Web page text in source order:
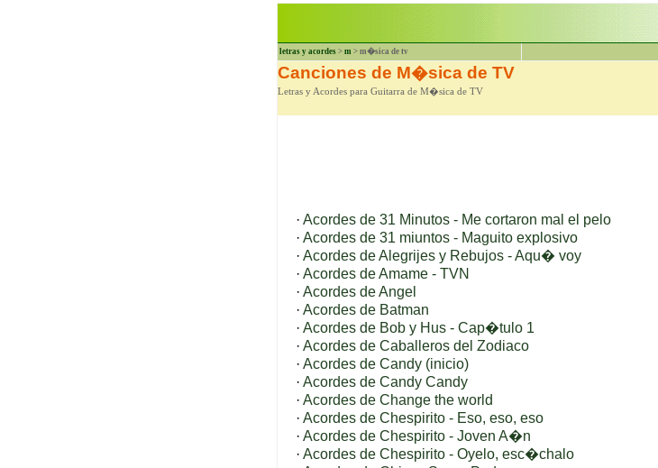
letras y acordes > m > m�sica de tv
Canciones de M�sica de TV
Letras y Acordes para Guitarra de M�sica de TV
· Acordes de 31 Minutos - Me cortaron mal el pelo
· Acordes de 31 miuntos - Maguito explosivo
· Acordes de Alegrijes y Rebujos - Aqu� voy
· Acordes de Amame - TVN
· Acordes de Angel
· Acordes de Batman
· Acordes de Bob y Hus - Cap�tulo 1
· Acordes de Caballeros del Zodiaco
· Acordes de Candy (inicio)
· Acordes de Candy Candy
· Acordes de Change the world
· Acordes de Chespirito - Eso, eso, eso
· Acordes de Chespirito - Joven A�n
· Acordes de Chespirito - Oyelo, esc�chalo